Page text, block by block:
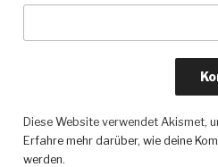
Diese Website verwendet Akismet,
Erfahre mehr darüber, wie deine
werden.